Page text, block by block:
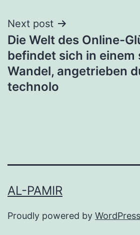
Next post
Die Welt des Online-
befindet sich in einem
Wandel, angetrieben
technolo
AL-PAMIR
Proudly powered by WordPress